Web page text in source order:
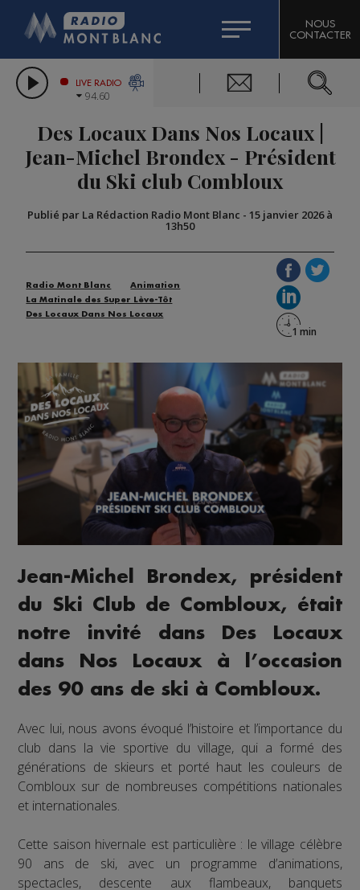
LES CHRONIQUES DE L'EXPERT
CITIZEN MACHINERY
GRAND MASSIF DOMAINES SKIABLES
BIGARD
COMPAGNIE DU MONT-BLANC
NOUS
CONTACTER
LIVE RADIO
94.60
Des Locaux Dans Nos Locaux |
Jean-Michel Brondex - Président
du Ski club Combloux
Publié par La Rédaction Radio Mont Blanc - 15 janvier 2026 à
13h50
Radio Mont Blanc
Animation
La Matinale des Super Lève-Tôt
Des Locaux Dans Nos Locaux
Jean-Michel Brondex, président
du Ski Club de Combloux, était
notre invité dans Des Locaux
dans Nos Locaux à l’occasion
des 90 ans de ski à Combloux.
Avec lui, nous avons évoqué l’histoire et l’importance du
club dans la vie sportive du village, qui a formé des
générations de skieurs et porté haut les couleurs de
Combloux sur de nombreuses compétitions nationales
et internationales.
Cette saison hivernale est particulière : le village célèbre
90 ans de ski, avec un programme d’animations,
spectacles, descente aux flambeaux, banquets